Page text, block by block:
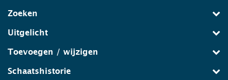
Zoeken
Uitgelicht
Toevoegen / wijzigen
Schaatshistorie